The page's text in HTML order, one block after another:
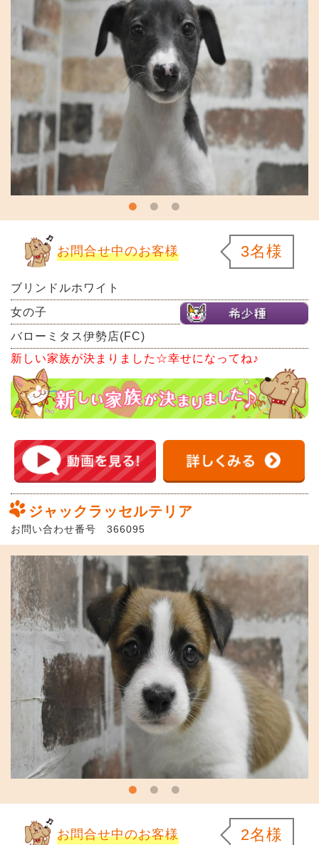
お問合せ中のお客様 3名様
ブリンドルホワイト
女の子
バローミタス伊勢店(FC)
新しい家族が決まりました☆幸せになってね♪
ジャックラッセルテリア
お問い合わせ番号 366095
お問合せ中のお客様 2名様